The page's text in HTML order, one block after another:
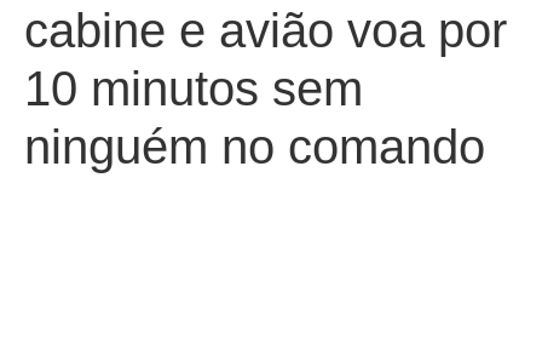
cabine e avião voa por
10 minutos sem
ninguém no comando